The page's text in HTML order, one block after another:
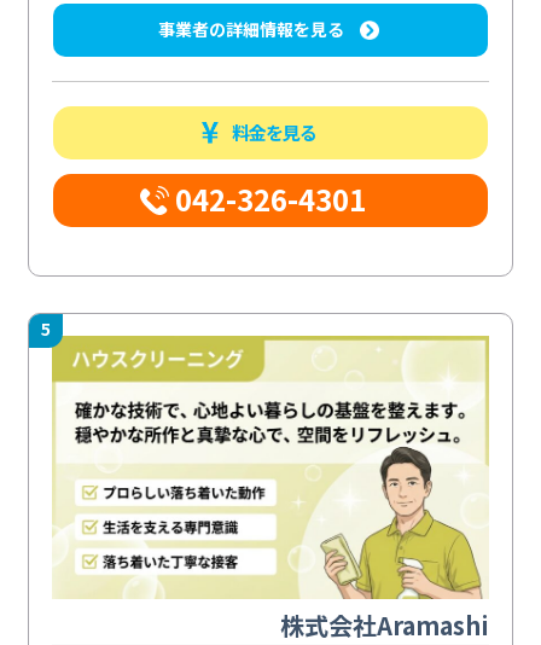
事業者の詳細情報を見る
料金を見る
042-326-4301
5
株式会社Aramashi